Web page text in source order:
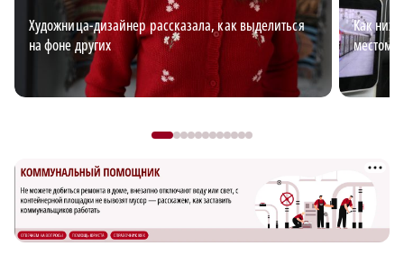
Художница-дизайнер рассказала, как выделиться
на фоне других
Как
местом